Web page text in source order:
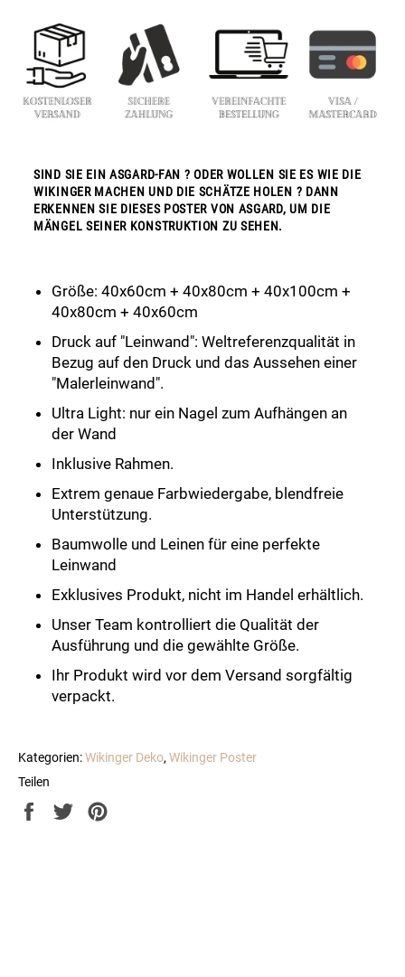
SIND SIE EIN ASGARD-FAN ? ODER WOLLEN SIE ES WIE DIE
WIKINGER MACHEN UND DIE SCHÄTZE HOLEN ? DANN
ERKENNEN SIE DIESES POSTER VON ASGARD, UM DIE
MÄNGEL SEINER KONSTRUKTION ZU SEHEN.
Größe: 40x60cm + 40x80cm + 40x100cm +
40x80cm + 40x60cm
Druck auf "Leinwand": Weltreferenzqualität in
Bezug auf den Druck und das Aussehen einer
"Malerleinwand".
Ultra Light: nur ein Nagel zum Aufhängen an
der Wand
Inklusive Rahmen.
Extrem genaue Farbwiedergabe, blendfreie
Unterstützung.
Baumwolle und Leinen für eine perfekte
Leinwand
Exklusives Produkt, nicht im Handel erhältlich.
Unser Team kontrolliert die Qualität der
Ausführung und die gewählte Größe.
Ihr Produkt wird vor dem Versand sorgfältig
verpackt.
Kategorien:Wikinger Deko,Wikinger Poster
Teilen
Auf
Auf